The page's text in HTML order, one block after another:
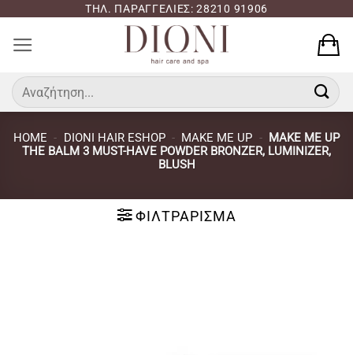
περιεχόμενο
ΤΗΛ. ΠΑΡΑΓΓΕΛΙΕΣ: 28210 91906
Αναζήτηση
για:
HOME - DIONI HAIR ESHOP - MAKE ME UP - MAKE ME UP
THE BALM 3 MUST-HAVE POWDER BRONZER, LUMINIZER,
BLUSH
ΦΙΛΤΡΆΡΙΣΜΑ